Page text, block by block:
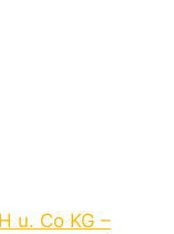
u. Co KG –